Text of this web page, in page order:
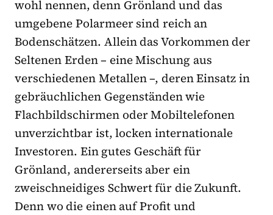
wohl nennen, denn Grönland und das
umgebene Polarmeer sind reich an
Bodenschätzen. Allein das Vorkommen der
Seltenen Erden – eine Mischung aus
verschiedenen Metallen –, deren Einsatz in
gebräuchlichen Gegenständen wie
Flachbildschirmen oder Mobiltelefonen
unverzichtbar ist, locken internationale
Investoren. Ein gutes Geschäft für
Grönland, andererseits aber ein
zweischneidiges Schwert für die Zukunft.
Denn wo die einen auf Profit und